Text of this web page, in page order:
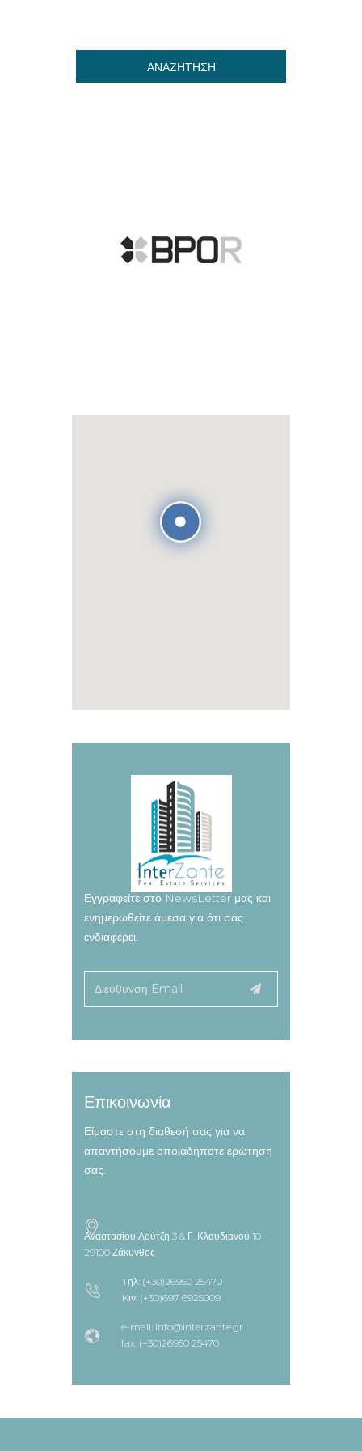
ΑΝΑΖΗΤΗΣΗ
Εγγραφείτε στο NewsLetter μας και
ενημερωθείτε άμεσα για ότι σας
ενδιαφέρει.
Επικοινωνία
Είμαστε στη διαθεσή σας για να
απαντήσουμε οποιαδήποτε ερώτηση
σας.
Αναστασίου Λούτζη 3 & Γ. Κλαυδιανού 10
29100 Ζάκυνθος
Tηλ: (+30)26950 25470
Kιν: (+30)697 6925009
e-mail: info@interzante.gr
fax: (+30)26950 25470